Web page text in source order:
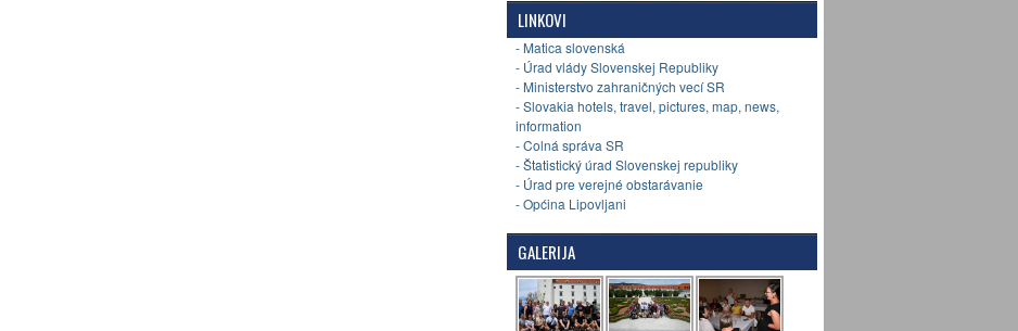
LINKOVI
- Matica slovenská
- Úrad vlády Slovenskej Republiky
- Ministerstvo zahraničných vecí SR
- Slovakia hotels, travel, pictures, map, news,
information
- Colná správa SR
- Štatistický úrad Slovenskej republiky
- Úrad pre verejné obstarávanie
- Općina Lipovljani
GALERIJA